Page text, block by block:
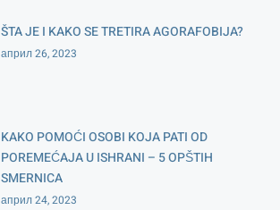
ŠTA JE I KAKO SE TRETIRA AGORAFOBIJA?
април 26, 2023
KAKO POMOĆI OSOBI KOJA PATI OD
POREMEĆAJA U ISHRANI – 5 OPŠTIH
SMERNICA
април 24, 2023